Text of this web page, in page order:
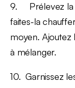
9. Prélevez la
faites-la
moyen. Ajoutez
à mélanger.
10. Garnissez